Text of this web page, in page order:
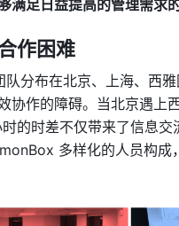
满足日益提高的管理需求
作困难
分布在北京、上海、西
协作的障碍。当北京遇上
的时差不仅带来了信息
多样化的人员构成